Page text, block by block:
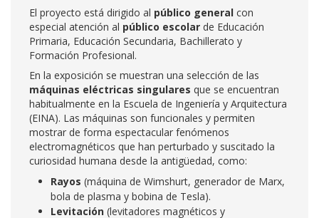
El proyecto está dirigido al público general con
especial atención al público escolar de Educación
Primaria, Educación Secundaria, Bachillerato y
Formación Profesional.
En la exposición se muestran una selección de las
máquinas eléctricas singulares que se encuentran
habitualmente en la Escuela de Ingeniería y Arquitectura
(EINA). Las máquinas son funcionales y permiten
mostrar de forma espectacular fenómenos
electromagnéticos que han perturbado y suscitado la
curiosidad humana desde la antigüedad, como:
Rayos (máquina de Wimshurt, generador de Marx,
bola de plasma y bobina de Tesla).
Levitación (levitadores magnéticos y